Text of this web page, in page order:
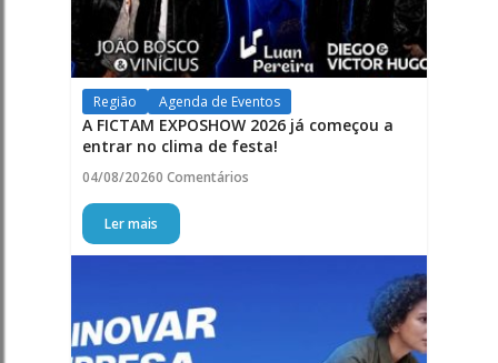
Região Agenda de Eventos
A FICTAM EXPOSHOW 2026 já começou a
entrar no clima de festa!
04/08/20260 Comentários
Ler mais